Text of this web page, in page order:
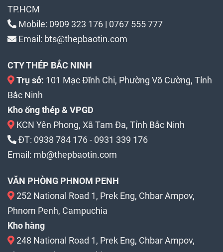
TP.HCM
Mobile: 0909 323 176 | 0767 555 777
Email: bts@thepbaotin.com
CTY THÉP BẮC NINH
Trụ sở: 101 Mạc Đĩnh Chi, Phường Võ Cường, Tỉnh
Bắc Ninh
Kho ống thép & VPGD
KCN Yên Phong, Xã Tam Đa, Tỉnh Bắc Ninh
ĐT: 0938 784 176- 0931 339 176
Email: mb@thepbaotin.com
VĂN PHÒNG PHNOM PENH
252 National Road 1, Prek Eng, Chbar Ampov,
Phnom Penh, Campuchia
Kho hàng
248 National Road 1, Prek Eng, Chbar Ampov,